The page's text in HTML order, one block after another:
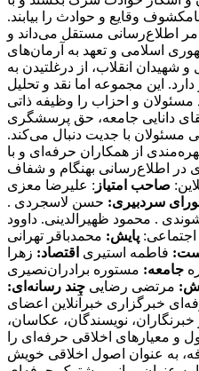
وقایع و حوادث را بیابند.
اطلاع‌رسانی مستقل می‌داند و
اسلامی و تعهد به آرمان‌های
و شهیدان انقلاب، از درغلتیدن به
این مجموعه اما نقد و تحلیل
مسئولان و احزاب را وظیفه ذاتی
دانایی جامعه، حق پرسشگری
مسئولان با جدیت دنبال می‌کند.
از همکاران حرفه‌ای و با
اطلاع‌رسانی بهنگام و شفاف
صاحب امتیاز : علیرضا معزی
سردبیری: حسن لاسجردی .
. محمود ظهیرالدینی. داوود
پایش: محمدباقر تهرانی
فاطمه استیری اقتصاد: زهرا
جامعه: مستوره برادران‌نصیری
مرتضی رضایی چند رسانه‌ای:
خارج از خبرآنلاین علی‌الخصوص رسانه های رقیب، دوستان و وابستگان نزدیک خود نخواهند کرد. آنان با آگاهی کامل از خط‌مشی و سیاست‌های کلی روزنامه، متعهدانه و وفادارانه در جهت پیشبرد ‌این اهداف گام برمی‌دارند. ۱۷. روزنامه‌نگاران «خبرآنلاین» نام و عنوان «خبرآنلاین» را مورد استفاده شخصی قرار نمی‌دهند. آنان کارت‌های خبرنگاری خود را تنها در مواقع کسب خبر و امور مرتبط با حرفه خود یا ورود به سازمان‌های دولتی یا خصوصی به کار می‌گیرند. ۱۸. اظهارنظر نسبت به شخصیت‌های مورد توجه مخاطبان از جمله هنرمندان و ورزشکاران در قالب گفت‌وگو و یا نوشته از سوی روزنامه‌نگاران نباید کیفیت محتوا را تا سرحد نشریات زرد پایین آورد. ۱۹. از آنجا که کسب اخبار دست اول و انتشار آن یکی از ویژگی‌های بارز رسانه‌هاست و ‌این فرآیند منجر به جذب مخاطب بیشتر برای یک رسانه می‌شود، روزنامه‌نگاران «خبرآنلاین»، تمامی رسانه‌های خبری دیگر اعم از رسانه‌های چاپی، الکترونیکی، تصویری و صوتی را که در جهت تضاد و یا حتی همسو با رسانه خود هستند رقیب حرفه‌ای می‌انگارند و بر ‌این اساس، همکاری و فعالیت با آنان (در هر سطحی) را بدون مشورت و صلاحدید حوزه سردبیری، مغایر با تعهدات اخلاقی و حرفه‌ای می‌دانند. ۲۰. ارائه هرگونه اطلاعات محرمانه داخلی و اداری خبرآنلاین مغایر با وجدان و مسئولیت اخلاقی و حرفه‌ای روزنامه‌نگاران در قبال مجموعه خبرآنلاین است. ۲۱. داشتن صفحات شخصی در فضای مجازی حق مسلم هر فرد است. روزنامه‌نگاران «خبرآنلاین» نیز ازاین قاعده مستثنی نیستند. مهم نیست که تا چه میزان تلاش می‌کنند مطالبشان متمایز از مطالب موجود در خبرآنلاین باشد؛ بلکه نکته‌ اینجاست که به‌ هر حال مخاطبان، آنها را به عنوان روزنامه‌نگاران «خبرآنلاین» می‌شناسند و دیدگاه‌ها و نظراتشان را مرتبط با خط‌مشی آن تلقی می‌کنند. با علم به‌ این موضوع، روزنامه‌نگاران «خبرآنلاین» هرگونه فعالیت مجازی، حضور در شبکه های اجتماعی و یا مصاحبه و سخنرانی بدون در نظر گرفتن صلاحدید خبرآنلاین را مغایر با وجدان اخلاقی و حرفه‌ای خود می‌دانند. ۲۲. روزنامه‌نگاران فعال در «خبرآنلاین» از نوشتن در مورد مسائلی که نفع مستقیم مادی برای آنها و وابستگانشان دارند، پرهیز می‌کنند. از اطلاعاتی که به واسطه شغلشان به دست می‌آورند برای کسب منافع مالی و اقتصادی استفاده نمی‌کنند و این اطلاعات را به‌ این منظور در اختیار بستگان یا دوستانشان قرار نمی‌دهند. ۲۳. هرگونه مشارکت و همکاری تعهدآور با سازمان‌های حوزه فعالیت خود (اعم از استخدام، همکاری پاره‌وقت، انجام پروژه‌های مشترک و ارائه مشاوره و غیره) از نظر روزنامه‌نگاران «خبرآنلاین» مورد پذیرش نیست. چرا که ‌این نوع وابستگی‌ها به سازمان‌هایی که تحت پوشش خبری ‌این رسانه قرار دارند، بدون شک دیدگاه‌ها و نظرات روزنامه‌نگاران را به مرور زمان تحت‌ تاثیر خود قرار می‌دهد و از بازده کاری آنان می‌کاهد. ۲۴. روزنامه‌نگاران فعال در «خبرآنلاین» در مورد پذیرش هدایایی که از طرف اشخاص یا سازمان‌ها و نهادها ارائه می‌شود احتیاط می‌کنند. هر هدیه‌ای که ‌این شائبه را به وجود ‌آورد که در قبال آن انتظار همدلی به هنگام تهیه مطلب وجود دارد فورا پس داده می‌شود. اگر به روزنامه‌نگاری مستقیما پیشنهاد همکاری در قبال دریافت هدیه ارائه شد، موضوع را به مدیران مجموعه اطلاع می‌دهد و چنین موضوعی ممکن است بنا به صلاحدید سردبیر به اطلاع خوانندگان برسد. در عین حال روزنامه‌نگاران فعال در «خبرانلاین» هدایای ارزان‌قیمتی را که با «حسن نیت» ارائه می‌شود با احترام می‌پذیرند. هدایای گران‌تر را محترمانه باز می‌گردانند یا در اختیار روزنامه قرار می‌دهند تا به مصارف عمومی برسد. جوایز و هدایای بزرگداشت رسمی روزنامه‌نگاری از ‌این قاعده مستثنی است. ۲۵. روزنامه‌نگاران فعال « خبرآنلاین» سفرهایی را که هزینه آن به عهده سازمان و نهاد خاصی است قبول نمی‌کنند مگر با اجازه روزنامه و در صورت مهم بودن اطلاعاتی که قرار است در سفر جمع‌آوری شود. تبیین مواضع خبرگزاری «خبرآنلاین»: چگونه اصولگرایانی هستیم؟ با توجه به دوقطبی موجود ،‌ ما به اصولگرایان تعلق داریم و بدیهی است به اصول مشترک، باورمند و ملتزمیم که به دلیل رعایت اختصار از شرح آن صرف نظر می شود . آن چه در زیر می آید ما را از سایر جریان ها بویژه جریان غیر اصولگرایی متمایز می سازد؛ در عین حال با عنایت به گستردگی طیف اصولگرایی ، به برخی تفاوت برداشت های ما با سایر عزیزانی که در این طیف تعریف می شوند اشاره شده است: ۱. اصول مشترک جبهه اصولگرایان اعتقاد و التزام به اسلام ، انقلاب ، نظام ، امام و رهبری است. هر جریان یا فردی که به این اصول واقعا معتقد و ملتزم باشد و قرائت او از این اصول براساس قرائت رهبری باشد ، اصولگراست ، هر چند درسایر مسائل دارای سلوک، نظرات و سلیقه های متفاوتی باشد . به عبارت بهتر ، نقطه کانونی همه اصولگرایان، بینش واحد است و تمایزات آنها فقط در روش و منش نمود می یابد. ۲. پرده پوشی وکتمان انتقاد به همه دستگاه های کشور را، حتی آنهایی که توسط اصولگرایان اداره می شوند روا نمی دانیم و تمجیدات بی مبنا را ‌مصداق تعصب جاهلی قلمداد می کنیم. ۳. اتکای برخی سیاسیون به رسانه های فارسی زبان بیگانه علاوه برآن که نوعی توهین به رسانه های داخلی قلمداد می شود ،‌ مصداق حدیث خانواده را نزد غیربردن است. نباید فراموش کنیم اساس تاسیس رسانه های فارسی زبان توسط دولت های مخالف ایران ، فعالیت حرفه ای نیست و بنابراین یک عنصر هوشمند و دلسوز منافع ملی، تحت هیچ شرایطی، حتی بی مهری عامدانه ، بازیچه نمی شود و در این دام نمی افتد. ۴. معتقدیم می توان با افراد و افکارمخالف بود و مرزبندی داشت ولی در عین حال آنان را محترم شمرد. ادبیات دور از ادب را نشانه صراحت یا انقلابی گری نمی دانیم. ۵. بسنده کردن به افراد همجور را نوعی تعصب قبیله ای می شماریم که ضمنا کیان کشور را نیز به مخاطره افکند. بر همین منوال با خط کشی های سیاه و سفیدکه به رادیکالیسم دامن می زند موافق نیستیم. خود و